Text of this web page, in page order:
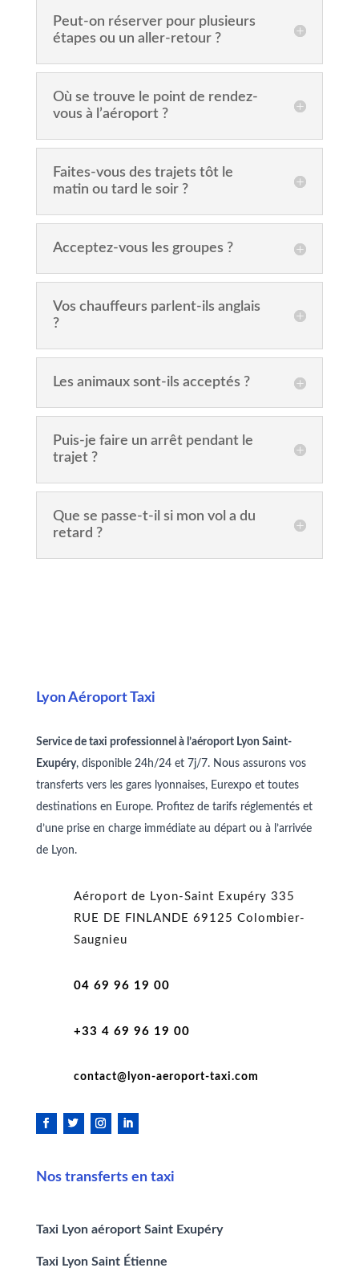
Peut-on réserver pour plusieurs
étapes ou un aller-retour ?
Où se trouve le point de rendez-
vous à l’aéroport ?
Faites-vous des trajets tôt le
matin ou tard le soir ?
Acceptez-vous les groupes ?
Vos chauffeurs parlent-ils anglais
?
Les animaux sont-ils acceptés ?
Puis-je faire un arrêt pendant le
trajet ?
Que se passe-t-il si mon vol a du
retard ?
Lyon Aéroport Taxi
Service de taxi professionnel à l’aéroport Lyon Saint-
Exupéry, disponible 24h/24 et 7j/7. Nous assurons vos
transferts vers les gares lyonnaises, Eurexpo et toutes
destinations en Europe. Profitez de tarifs réglementés et
d’une prise en charge immédiate au départ ou à l’arrivée
de Lyon.
Aéroport de Lyon-Saint Exupéry 335
RUE DE FINLANDE 69125 Colombier-
Saugnieu
04 69 96 19 00
+33 4 69 96 19 00
contact@lyon-aeroport-taxi.com
Nos transferts en taxi
Taxi Lyon aéroport Saint Exupéry
Taxi Lyon Saint Étienne